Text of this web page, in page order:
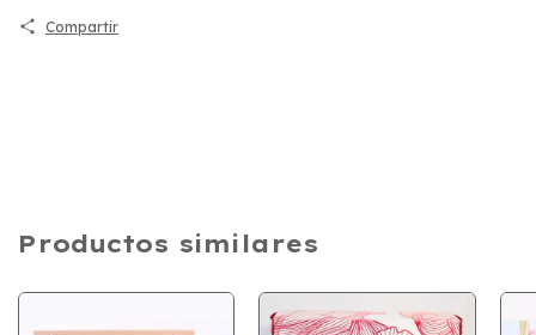
Compartir
Productos similares